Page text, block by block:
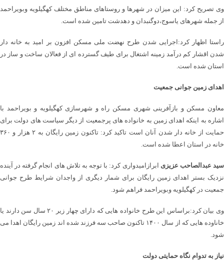
وی تصریح کرد: این میزان در شهرها و روستاهای مناطق مختلف کهگیلویه وبویراحمد
از جمله شهرهای یاسوج،دوگنبدان و دهدشت تامین شده است.
راستا اظهار کرد:اجرایی شدن طرح نهضت ملی مسکن افزون بر امید به خانه دار
شدن اقشار کم درآمد زمینه اشتغال برای طیف گسترده ای از فعالان ساخت و ساز در
استان شده است.
اهدای زمین جوانی جمعیت
معاون مسکن و بازآفرینی شهری مسکن راه و شهرسازی کهگیلویه و بویراحمد با
اشاره به اینکه اهدای زمین به خانواده های پرجمعیت از دیگر سیاست های دولت برای
حمایت از خانه دار شدن آنان است تاکید کرد: تاکنون زمین رایگان به ۲ هزار و ۳۶۰
خانه در استان اعطا شده است.
سید عبدالصاحب عزیزی ابرازامیدواری کرد: با توجه به تلاش های انجام گرفته در آینده
نزدیک بستر اهدای زمین رایگان برای شمار دیگری از واجدان شرایط طرح جوانی
جمعیت در کهگیلویه وبویراحمد فراهم شود.
وی بیان کرد:براساس این طرح خانواده هایی که دارای چهار زیر ۲۰ سال سن دارند یا
خاناوده هایی که از سال ۱۴۰۰ تاکنون صاحب سه فرزند شده اند زمین رایگان اهدا می
شود.
نیاز به تدوام نگاه حمایتی دولت